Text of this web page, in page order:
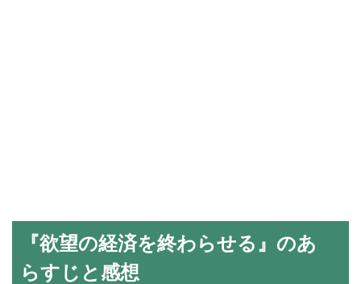
『欲望の経済を終わらせる』のあ
らすじと感想